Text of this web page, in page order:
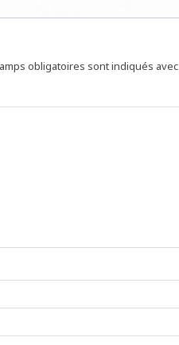
obligatoires sont indiqués avec